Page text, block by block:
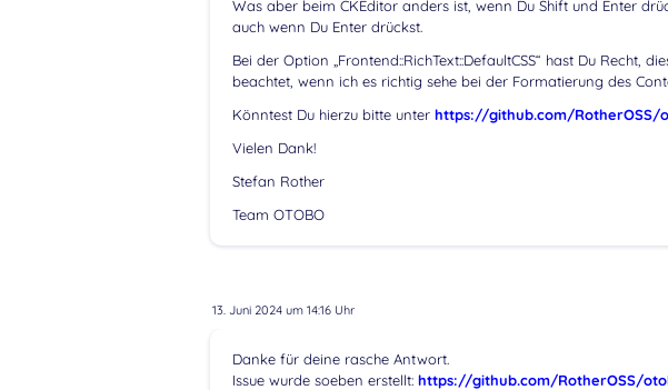
Was aber beim CKEditor anders ist, wenn Du Shift und Enter
auch wenn Du Enter drückst.
Bei der Option „Frontend::RichText::DefaultCSS“ hast Du Recht,
beachtet, wenn ich es richtig sehe bei der Formatierung des
Könntest Du hierzu bitte unter https://github.com/RotherOSS/
Vielen Dank!
Stefan Rother
Team OTOBO
13. Juni 2024 um 14:16 Uhr
Danke für deine rasche Antwort.
Issue wurde soeben erstellt: https://github.com/RotherOSS/